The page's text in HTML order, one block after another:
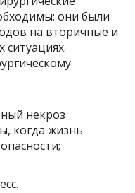
они были
на вторичные и
некроз
когда жизнь